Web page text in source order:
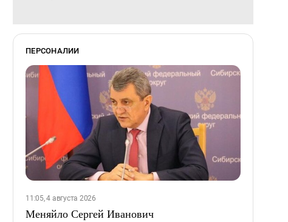
ПЕРСОНАЛИИ
11:05, 4 августа 2026
Меняйло Сергей Иванович